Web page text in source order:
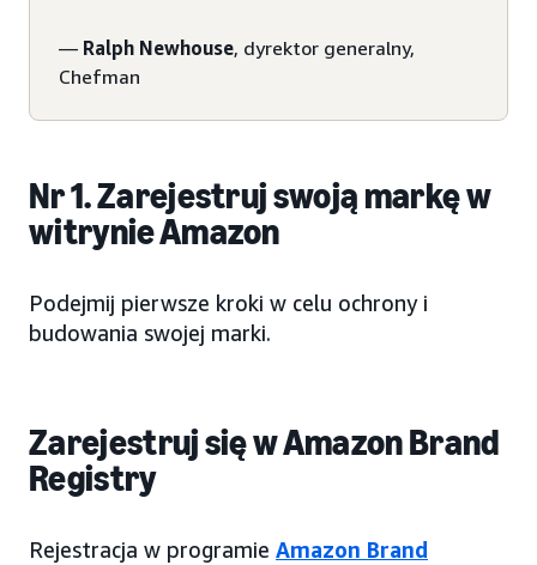
— Ralph Newhouse, dyrektor generalny,
Chefman
Nr 1. Zarejestruj swoją markę w
witrynie Amazon
Podejmij pierwsze kroki w celu ochrony i
budowania swojej marki.
Zarejestruj się w Amazon Brand
Registry
Rejestracja w programie Amazon Brand